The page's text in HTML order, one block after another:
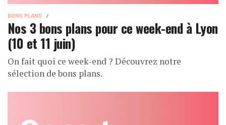
BONS PLANS
Nos 3 bons plans pour ce week-end à Lyon
(10 et 11 juin)
On fait quoi ce week-end ? Découvrez notre
sélection de bons plans.